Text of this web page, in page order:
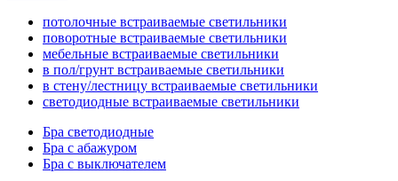
потолочные встраиваемые светильники
поворотные встраиваемые светильники
мебельные встраиваемые светильники
в пол/грунт встраиваемые светильники
в стену/лестницу встраиваемые светильники
светодиодные встраиваемые светильники
Бра светодиодные
Бра с абажуром
Бра с выключателем